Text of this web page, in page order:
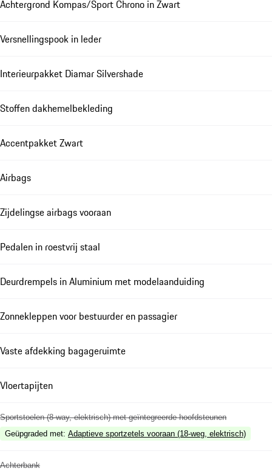
Achtergrond Kompas/Sport Chrono in Zwart
Versnellingspook in leder
Interieurpakket Diamar Silvershade
Stoffen dakhemelbekleding
Accentpakket Zwart
Airbags
Zijdelingse airbags vooraan
Pedalen in roestvrij staal
Deurdrempels in Aluminium met modelaanduiding
Zonnekleppen voor bestuurder en passagier
Vaste afdekking bagageruimte
Vloertapijten
Sportstoelen (8-way, elektrisch) met geïntegreerde hoofdsteunen
Geüpgraded met: Adaptieve sportzetels vooraan (18-weg, elektrisch)
Achterbank